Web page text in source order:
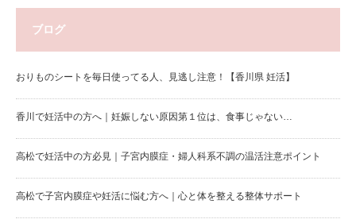
ブログ
おりものシートを毎日使ってる人、見逃し注意！【香川県 妊活】
香川で妊活中の方へ｜妊娠しない原因第１位は、食事じゃない…
高松で妊活中の方必見｜子宮内膜症・婦人科系不調の温活注意ポイント
高松で子宮内膜症や妊活に悩む方へ｜心と体を整える整体サポート